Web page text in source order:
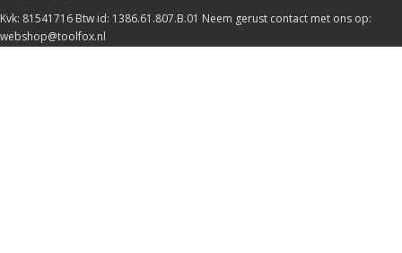
Kvk: 81541716 Btw id: 1386.61.807.B.01 Neem gerust contact met ons op:
webshop@toolfox.nl